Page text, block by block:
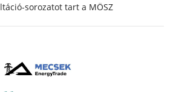
sorozatot tart a MÖSZ